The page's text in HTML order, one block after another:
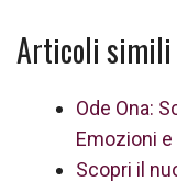
Articoli simili
Ode Ona:
Emozioni
Scopri il